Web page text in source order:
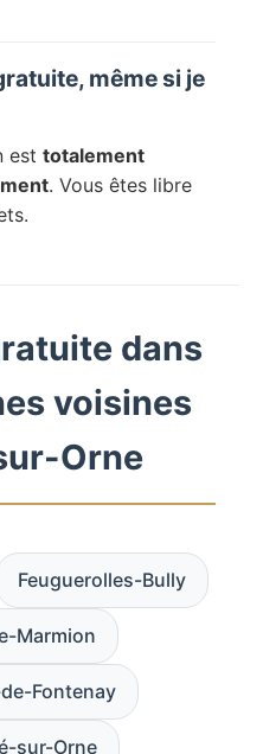
même si je
est totalement
. Vous êtes libre
dans
voisines
Orne
Feuguerolles-Bully
Marmion
Fontenay
sur-Orne